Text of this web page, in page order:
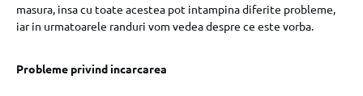
masura, insa cu toate acestea pot intampina diferite probleme,
iar in urmatoarele randuri vom vedea despre ce este vorba.
Probleme privind incarcarea